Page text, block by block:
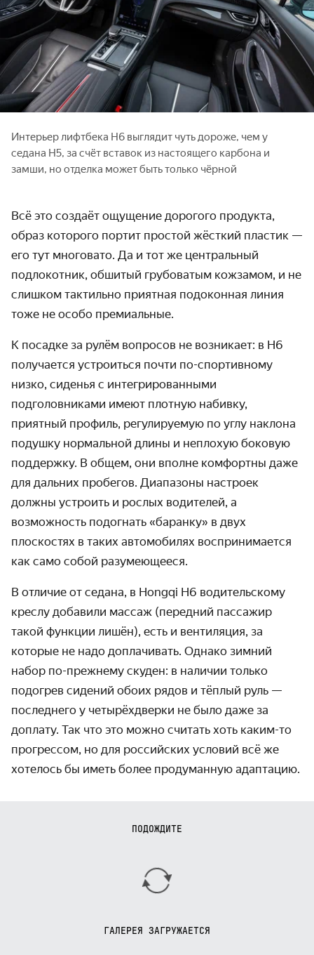
Интерьер лифтбека H6 выглядит чуть дороже, чем у
седана Н5, за счёт вставок из настоящего карбона и
замши, но отделка может быть только чёрной
Всё это создаёт ощущение дорогого продукта,
образ которого портит простой жёсткий пластик —
его тут многовато. Да и тот же центральный
подлокотник, обшитый грубоватым кожзамом, и не
слишком тактильно приятная подоконная линия
тоже не особо премиальные.
К посадке за рулём вопросов не возникает: в H6
получается устроиться почти по-спортивному
низко, сиденья с интегрированными
подголовниками имеют плотную набивку,
приятный профиль, регулируемую по углу наклона
подушку нормальной длины и неплохую боковую
поддержку. В общем, они вполне комфортны даже
для дальних пробегов. Диапазоны настроек
должны устроить и рослых водителей, а
возможность подогнать «баранку» в двух
плоскостях в таких автомобилях воспринимается
как само собой разумеющееся.
В отличие от седана, в Hongqi H6 водительскому
креслу добавили массаж (передний пассажир
такой функции лишён), есть и вентиляция, за
которые не надо доплачивать. Однако зимний
набор по-прежнему скуден: в наличии только
подогрев сидений обоих рядов и тёплый руль —
последнего у четырёхдверки не было даже за
доплату. Так что это можно считать хоть каким-то
прогрессом, но для российских условий всё же
хотелось бы иметь более продуманную адаптацию.
ПОДОЖДИТЕ
ГАЛЕРЕЯ ЗАГРУЖАЕТСЯ